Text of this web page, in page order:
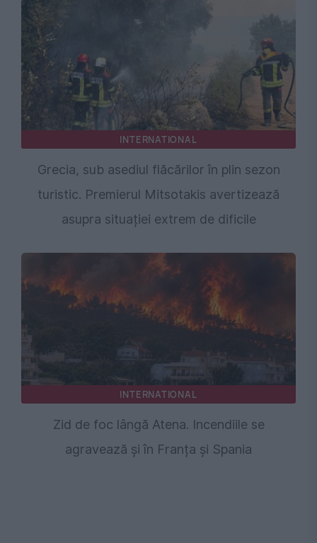
INTERNATIONAL
Grecia, sub asediul flăcărilor în plin sezon
turistic. Premierul Mitsotakis avertizează
asupra situației extrem de dificile
INTERNATIONAL
Zid de foc lângă Atena. Incendiile se
agravează și în Franța și Spania